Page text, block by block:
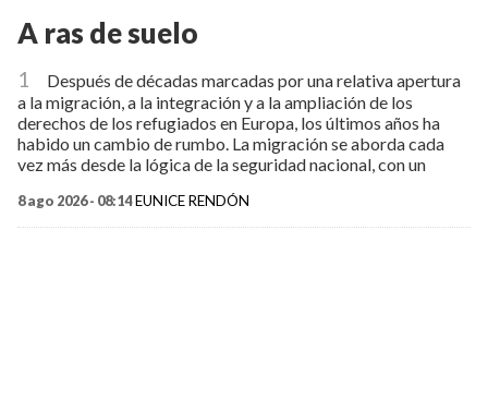
A ras de suelo
1
Después de décadas marcadas por una relativa apertura
a la migración, a la integración y a la ampliación de los
derechos de los refugiados en Europa, los últimos años ha
habido un cambio de rumbo. La migración se aborda cada
vez más desde la lógica de la seguridad nacional, con un
8 ago 2026 - 08:14EUNICE RENDÓN